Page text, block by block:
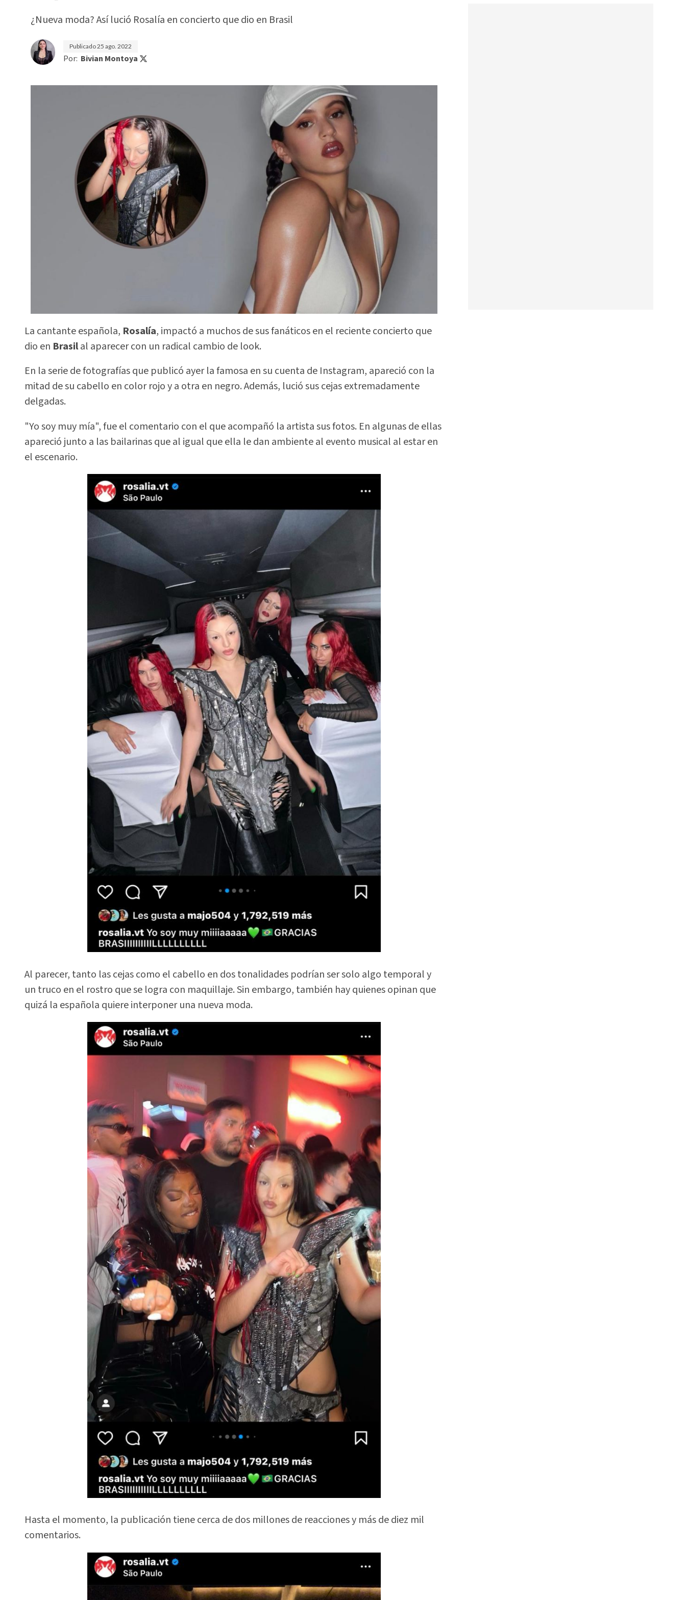
¿Nueva moda? Así lució Rosalía en concierto que dio en Brasil
Publicado25 ago. 2022
Por: Bivian Montoya
La cantante española, Rosalía, impactó a muchos de sus fanáticos en el reciente concierto que
dio en Brasilal aparecer con un radical cambio de look.
En la serie de fotografías que publicó ayer la famosa en su cuenta de Instagram, apareció con la
mitad de su cabello en color rojo y a otra en negro. Además, lució sus cejas extremadamente
delgadas.
"Yo soy muy mía", fue el comentario con el que acompañó la artista sus fotos. En algunas de ellas
apareció junto a las bailarinas que al igual que ella le dan ambiente al evento musical al estar en
el escenario.
Al parecer, tanto las cejas como el cabello en dos tonalidades podrían ser solo algo temporal y
un truco en el rostro que se logra con maquillaje. Sin embargo, también hay quienes opinan que
quizá la española quiere interponer una nueva moda.
Hasta el momento, la publicación tiene cerca de dos millones de reacciones y más de diez mil
comentarios.